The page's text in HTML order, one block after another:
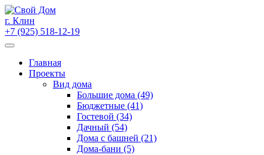
Skip
to
content
г. Клин
+7 (925) 518-12-19
Главная
Проекты
Вид дома
Большие дома (49)
Бюджетные (41)
Гостевой (34)
Дачный (54)
Дома с башней (21)
Дома-бани (5)